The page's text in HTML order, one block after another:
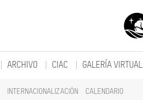
INTERNACIONALIZACIÓN CALENDARIO
ARCHIVO CIAC GALERÍA VIRTUAL